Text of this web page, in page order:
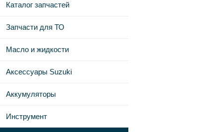
Каталог запчастей
Запчасти для ТО
Масло и жидкости
Аксессуары Suzuki
Аккумуляторы
Инструмент